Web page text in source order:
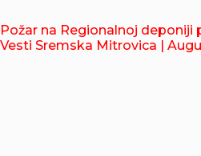
Požar na Regionalnoj
Vesti Sremska Mitrovica |